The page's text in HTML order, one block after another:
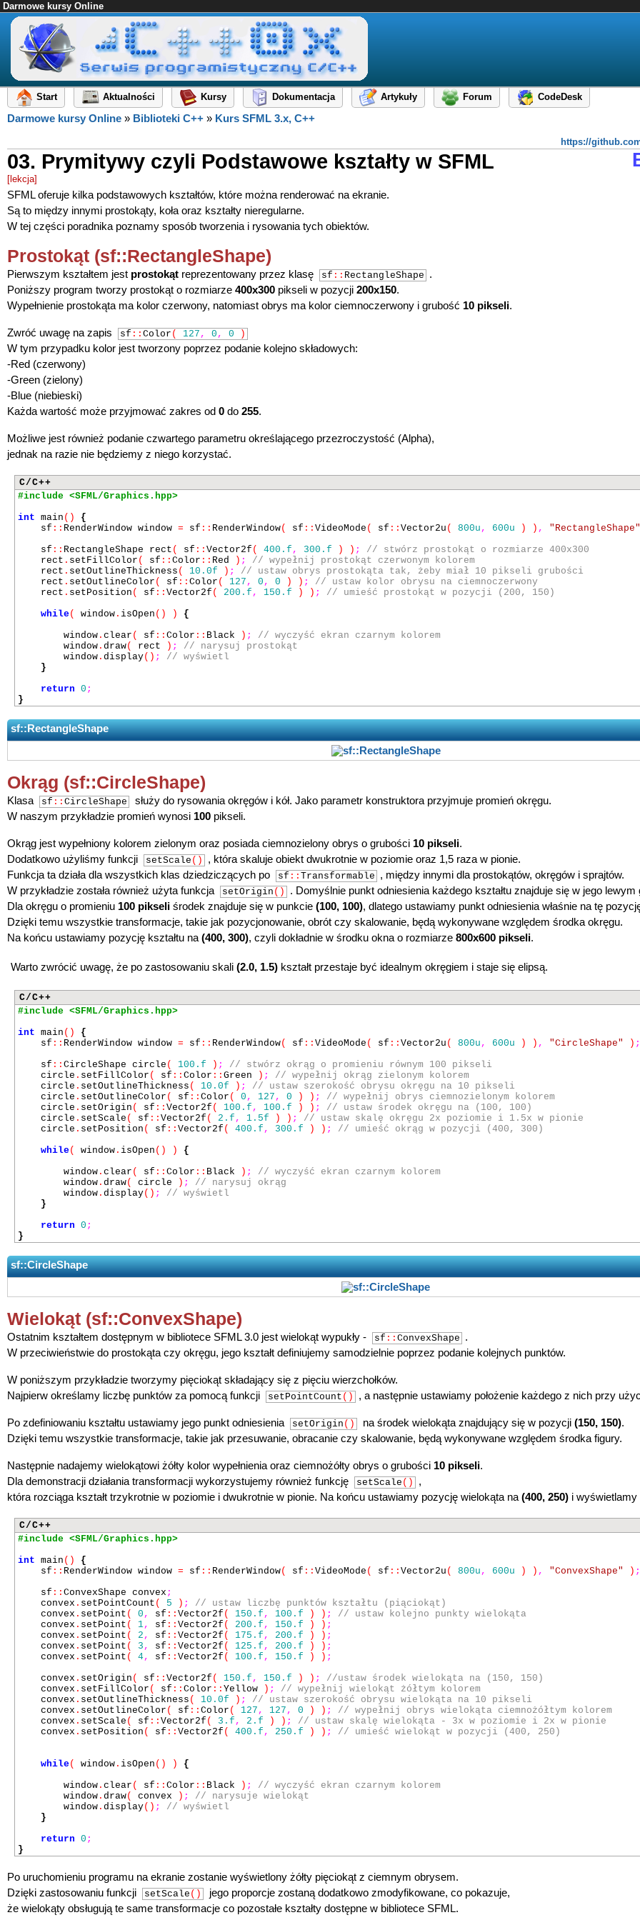
Darmowe kursy Online
Start Aktualności Kursy Dokumentacja Artykuły Forum CodeDesk
Darmowe kursy Online » Biblioteki C++ » Kurs SFML 3.x, C++
https://
03. Prymitywy czyli Podstawowe kształty w SFML
[lekcja]
SFML oferuje kilka podstawowych kształtów, które można renderować na ekranie.
Są to między innymi prostokąty, koła oraz kształty nieregularne.
W tej części poradnika poznamy sposób tworzenia i rysowania tych obiektów.
Prostokąt (sf::RectangleShape)
Pierwszym kształtem jest prostokąt reprezentowany przez klasę sf :: RectangleShape .
Poniższy program tworzy prostokąt o rozmiarze 400x300 pikseli w pozycji 200x150.
Wypełnienie prostokąta ma kolor czerwony, natomiast obrys ma kolor ciemnoczerwony i grubość 10 pikseli.
Zwróć uwagę na zapis sf :: Color ( 127 , 0 , 0 )
W tym przypadku kolor jest tworzony poprzez podanie kolejno składowych:
-Red (czerwony)
-Green (zielony)
-Blue (niebieski)
Każda wartość może przyjmować zakres od 0 do 255.
Możliwe jest również podanie czwartego parametru określającego przezroczystość (Alpha),
jednak na razie nie będziemy z niego korzystać.
C/C++
#include <SFML/Graphics.hpp>
int main () {
sf :: RenderWindow window = sf :: RenderWindow( sf :: VideoMode ( sf :: Vector2u ( 800u , 600u ) ) ,
sf :: RectangleShape rect ( sf :: Vector2f ( 400.f , 300.f ) ) ; // stwórz prostokąt o rozmiarze 400x300
rect . setFillColor ( sf :: Color :: Red ) ; // wypełnij prostokąt czerwonym kolorem
rect . setOutlineThickness ( 10.0f ) ; // ustaw obrys prostokąta tak, żeby miał 10 pikseli grubości
rect . setOutlineColor ( sf :: Color ( 127 , 0 , 0 ) ) ; // ustaw kolor obrysu na ciemnoczerwony
rect . setPosition ( sf :: Vector2f ( 200.f , 150.f ) ) ; // umieść prostokąt w pozycji (200, 150)
while( window . isOpen () ) {
window . clear ( sf :: Color :: Black ) ; // wyczyść ekran czarnym kolorem
window . draw( rect ) ; // narysuj prostokąt
window . display() ; // wyświetl
}
return 0 ;
}
sf::RectangleShape
Okrąg (sf::CircleShape)
Klasa sf :: CircleShape
służy do rysowania okręgów i kół. Jako parametr konstruktora przyjmuje promień okręgu.
W naszym przykładzie promień wynosi 100 pikseli.
Okrąg jest wypełniony kolorem zielonym oraz posiada ciemnozielony obrys o grubości 10 pikseli.
Dodatkowo użyliśmy funkcji
setScale ()
, która skaluje obiekt dwukrotnie w poziomie oraz 1,5 raza w pionie.
Funkcja ta działa dla wszystkich klas dziedziczących po
sf :: Transformable , między innymi dla prostokątów, okręgów i sprajtów.
W przykładzie została również użyta funkcja
setOrigin ()
. Domyślnie punkt odniesienia każdego kształtu znajduje się w jego lewym
Dla okręgu o promieniu 100 pikseli środek znajduje się w punkcie (100, 100), dlatego ustawiamy punkt odniesienia właśnie na tę
Dzięki temu wszystkie transformacje, takie jak pozycjonowanie, obrót czy skalowanie, będą wykonywane względem środka okręgu.
Na końcu ustawiamy pozycję kształtu na (400, 300), czyli dokładnie w środku okna o rozmiarze 800x600 pikseli.
Warto zwrócić uwagę, że po zastosowaniu skali (2.0, 1.5) kształt przestaje być idealnym okręgiem i staje się elipsą.
C/C++
#include <SFML/Graphics.hpp>
int main () {
sf :: RenderWindow window = sf :: RenderWindow( sf :: VideoMode ( sf :: Vector2u ( 800u , 600u ) ) , "CircleShape" ) ;
sf :: CircleShape circle ( 100.f ) ; // stwórz okrąg o promieniu równym 100 pikseli
circle . setFillColor ( sf :: Color :: Green ) ; // wypełnij okrąg zielonym kolorem
circle . setOutlineThickness ( 10.0f ) ; // ustaw szerokość obrysu okręgu na 10 pikseli
circle . setOutlineColor ( sf :: Color ( 0 , 127 , 0 ) ) ; // wypełnij obrys ciemnozielonym kolorem
circle . setOrigin ( sf :: Vector2f ( 100.f , 100.f ) ) ; // ustaw środek okręgu na (100, 100)
circle . setScale ( sf :: Vector2f ( 2.f , 1.5f ) ) ; // ustaw skalę okręgu 2x poziomie i 1.5x w pionie
circle . setPosition ( sf :: Vector2f ( 400.f , 300.f ) ) ; // umieść okrąg w pozycji (400, 300)
while( window . isOpen () ) {
window . clear ( sf :: Color :: Black ) ; // wyczyść ekran czarnym kolorem
window . draw( circle ) ; // narysuj okrąg
window . display() ; // wyświetl
}
return 0 ;
}
sf::CircleShape
Wielokąt (sf::ConvexShape)
Ostatnim kształtem dostępnym w bibliotece SFML 3.0 jest wielokąt wypukły - sf :: ConvexShape .
W przeciwieństwie do prostokąta czy okręgu, jego kształt definiujemy samodzielnie poprzez podanie kolejnych punktów.
W poniższym przykładzie tworzymy pięciokąt składający się z pięciu wierzchołków.
Najpierw określamy liczbę punktów za pomocą funkcji
setPointCount () , a następnie ustawiamy położenie każdego z nich przy
Po zdefiniowaniu kształtu ustawiamy jego punkt odniesienia setOrigin () na środek wielokąta znajdujący się w pozycji (150, 150).
Dzięki temu wszystkie transformacje, takie jak przesuwanie, obracanie czy skalowanie, będą wykonywane względem środka figury.
Następnie nadajemy wielokątowi żółty kolor wypełnienia oraz ciemnożółty obrys o grubości 10 pikseli.
Dla demonstracji działania transformacji wykorzystujemy również funkcję
setScale ()
,
która rozciąga kształt trzykrotnie w poziomie i dwukrotnie w pionie. Na końcu ustawiamy pozycję wielokąta na (400, 250) i wyświetlamy
C/C++
#include <SFML/Graphics.hpp>
int main () {
sf :: RenderWindow window = sf :: RenderWindow( sf :: VideoMode ( sf :: Vector2u ( 800u , 600u ) ) , "ConvexShape" ) ;
sf :: ConvexShape convex ;
convex . setPointCount ( 5 ) ; // ustaw liczbę punktów kształtu (piąciokąt)
convex . setPoint ( 0 , sf :: Vector2f ( 150.f , 100.f ) ) ; // ustaw kolejno punkty wielokąta
convex . setPoint ( 1, sf :: Vector2f ( 200.f , 150.f ) ) ;
convex . setPoint ( 2 , sf :: Vector2f ( 175.f , 200.f ) ) ;
convex . setPoint ( 3 , sf :: Vector2f ( 125.f , 200.f ) ) ;
convex . setPoint ( 4, sf :: Vector2f ( 100.f , 150.f ) ) ;
convex . setOrigin ( sf :: Vector2f ( 150.f , 150.f ) ) ; //ustaw środek wielokąta na (150, 150)
convex . setFillColor ( sf :: Color :: Yellow ) ; // wypełnij wielokąt żółtym kolorem
convex . setOutlineThickness ( 10.0f ) ; // ustaw szerokość obrysu wielokąta na 10 pikseli
convex . setOutlineColor ( sf :: Color ( 127 , 127 , 0 ) ) ; // wypełnij obrys wielokąta ciemnożółtym kolorem
convex . setScale ( sf :: Vector2f ( 3.f , 2.f ) ) ; // ustaw skalę wielokąta - 3x w poziomie i 2x w pionie
convex . setPosition ( sf :: Vector2f ( 400.f , 250.f ) ) ; // umieść wielokąt w pozycji (400, 250)
while( window . isOpen () ) {
window . clear ( sf :: Color :: Black ) ; // wyczyść ekran czarnym kolorem
window . draw( convex ) ; // narysuje wielokąt
window . display() ; // wyświetl
}
return 0 ;
}
Po uruchomieniu programu na ekranie zostanie wyświetlony żółty pięciokąt z ciemnym obrysem.
Dzięki zastosowaniu funkcji
setScale ()
jego proporcje zostaną dodatkowo zmodyfikowane, co pokazuje,
że wielokąty obsługują te same transformacje co pozostałe kształty dostępne w bibliotece SFML.